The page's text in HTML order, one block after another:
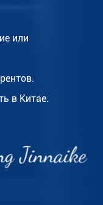
или
в Китае.